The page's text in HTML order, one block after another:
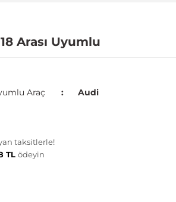
Arası Uyumlu
Araç Audi
taksitlerle!
TL ödeyin